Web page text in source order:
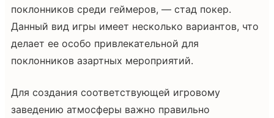
поклонников среди геймеров, — стад покер.
Данный вид игры имеет несколько вариантов, что
делает ее особо привлекательной для
поклонников азартных мероприятий.
Для создания соответствующей игровому
заведению атмосферы важно правильно